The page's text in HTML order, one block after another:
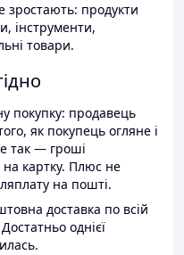
зростають: продукти
інструменти,
товари.
покупку: продавець
як покупець огляне і
так — гроші
картку. Плюс не
на пошті.
доставка по всій
однієї